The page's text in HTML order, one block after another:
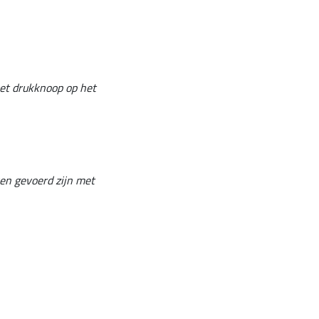
drukknoop op het
gevoerd zijn met